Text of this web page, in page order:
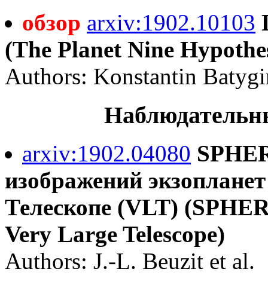
обзор arxiv:1902.10103
(The Planet Nine
Authors: Konstantin
arxiv:1902.04080
изображений
Телескопе (VLT)
Very Large Telescope)
Authors: J.-L. Beuzit et al.